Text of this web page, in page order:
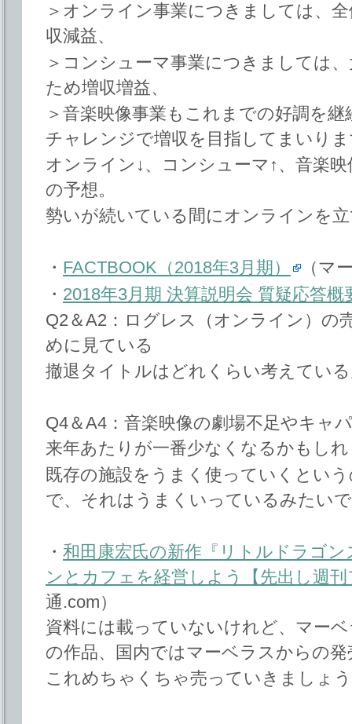
＞オンライン事業につきましては、
収減益、
＞コンシューマ事業につきましては
ため増収増益、
＞音楽映像事業もこれまでの好調を
チャレンジで増収を目指してまいり
オンライン↓、コンシューマ↑、音楽
の予想。
勢いが続いている間にオンラインを
・ FACTBOOK（2018年3月期）
（マ
・ 2018年3月期 決算説明会 質疑応答概
Q2＆A2：ログレス（オンライン）の
めに見ている
撤退タイトルはどれくらい考えてい
Q4＆A4：音楽映像の劇場不足やキャ
来年あたりが一番少なくなるかもし
既存の施設をうまく使っていくとい
で、それはうまくいっているみたい
・ 和田康宏氏の新作『リトルドラゴ
ンとカフェを経営しよう【先出し週
通.com）
資料には載っていないけれど、マー
の作品、国内ではマーベラスからの発
これめちゃくちゃ売っていきましょ